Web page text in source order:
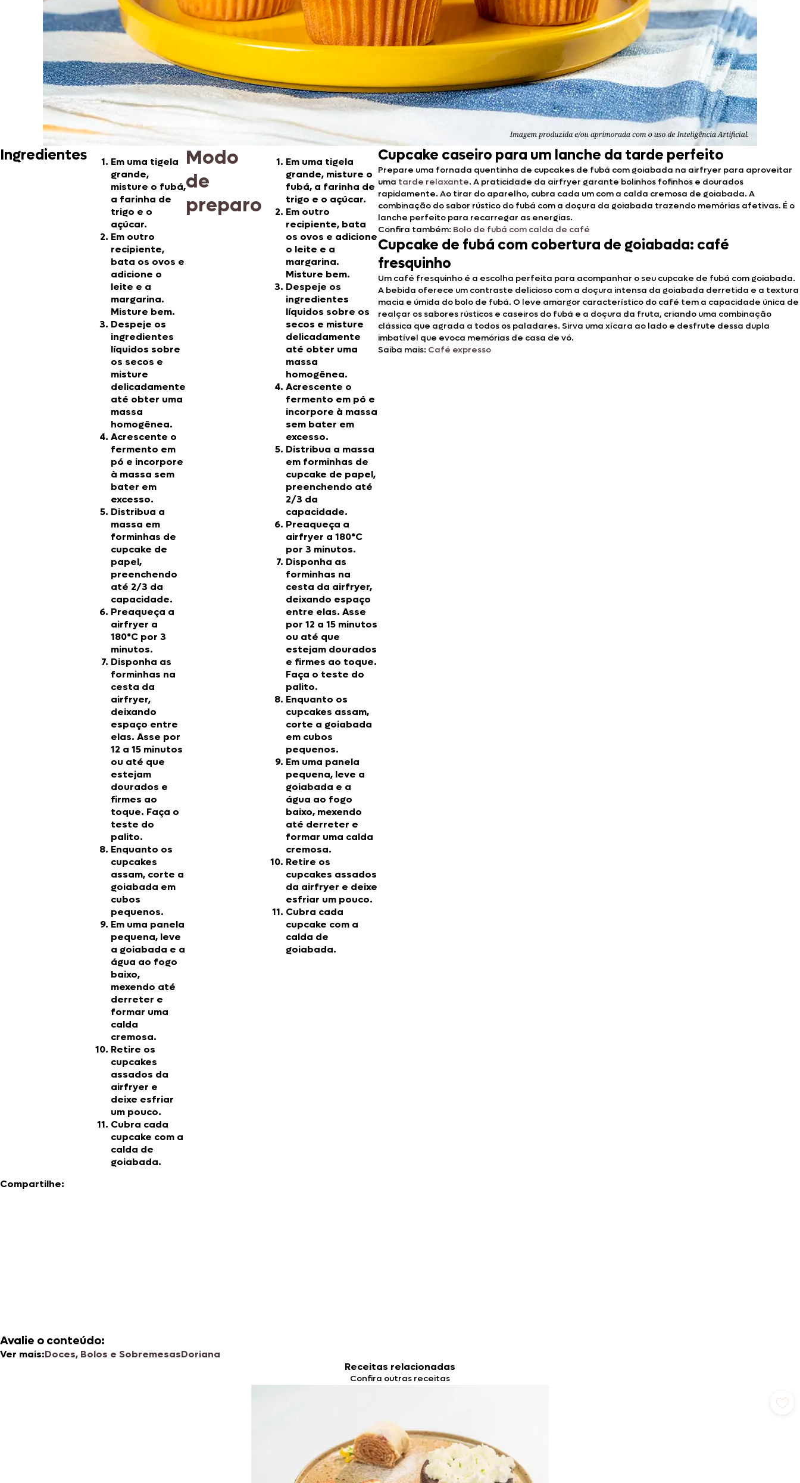
Ingredientes
Em uma tigela
grande,
misture o fubá,
a farinha de
trigo e o
açúcar.
Em outro
recipiente,
bata os ovos e
adicione o
leite e a
margarina.
Misture bem.
Despeje os
ingredientes
líquidos sobre
os secos e
misture
delicadamente
até obter uma
massa
homogênea.
Acrescente o
fermento em
pó e incorpore
à massa sem
bater em
excesso.
Distribua a
massa em
forminhas de
cupcake de
papel,
preenchendo
até 2/3 da
capacidade.
Preaqueça a
airfryer a
180°C por 3
minutos.
Disponha as
forminhas na
cesta da
airfryer,
deixando
espaço entre
elas. Asse por
12 a 15 minutos
ou até que
estejam
dourados e
firmes ao
toque. Faça o
teste do
palito.
Enquanto os
cupcakes
assam, corte a
goiabada em
cubos
pequenos.
Em uma panela
pequena, leve
a goiabada e a
água ao fogo
baixo,
mexendo até
derreter e
formar uma
calda
cremosa.
Retire os
cupcakes
assados da
airfryer e
deixe esfriar
um pouco.
Cubra cada
cupcake com a
calda de
goiabada.
Modo
de
preparo
Em uma tigela
grande, misture o
fubá, a farinha de
trigo e o açúcar.
Em outro
recipiente, bata
os ovos e adicione
o leite e a
margarina.
Misture bem.
Despeje os
ingredientes
líquidos sobre os
secos e misture
delicadamente
até obter uma
massa
homogênea.
Acrescente o
fermento em pó e
incorpore à massa
sem bater em
excesso.
Distribua a massa
em forminhas de
cupcake de papel,
preenchendo até
2/3 da
capacidade.
Preaqueça a
airfryer a 180°C
por 3 minutos.
Disponha as
forminhas na
cesta da airfryer,
deixando espaço
entre elas. Asse
por 12 a 15 minutos
ou até que
estejam dourados
e firmes ao toque.
Faça o teste do
palito.
Enquanto os
cupcakes assam,
corte a goiabada
em cubos
pequenos.
Em uma panela
pequena, leve a
goiabada e a
água ao fogo
baixo, mexendo
até derreter e
formar uma calda
cremosa.
Retire os
cupcakes assados
da airfryer e deixe
esfriar um pouco.
Cubra cada
cupcake com a
calda de
goiabada.
Cupcake caseiro para um lanche da tarde perfeito
Prepare uma fornada quentinha de cupcakes de fubá com goiabada na airfryer para aproveitar
uma tarde relaxante. A praticidade da airfryer garante bolinhos fofinhos e dourados
rapidamente. Ao tirar do aparelho, cubra cada um com a calda cremosa de goiabada. A
combinação do sabor rústico do fubá com a doçura da goiabada trazendo memórias afetivas. É o
lanche perfeito para recarregar as energias.
Confira também: Bolo de fubá com calda de café
Cupcake de fubá com cobertura de goiabada: café
fresquinho
Um café fresquinho é a escolha perfeita para acompanhar o seu cupcake de fubá com goiabada.
A bebida oferece um contraste delicioso com a doçura intensa da goiabada derretida e a textura
macia e úmida do bolo de fubá. O leve amargor característico do café tem a capacidade única de
realçar os sabores rústicos e caseiros do fubá e a doçura da fruta, criando uma combinação
clássica que agrada a todos os paladares. Sirva uma xícara ao lado e desfrute dessa dupla
imbatível que evoca memórias de casa de vó.
Saiba mais: Café expresso
Compartilhe:
Avalie o conteúdo:
Ver mais:Doces, Bolos e SobremesasDoriana
Receitas relacionadas
Confira outras receitas